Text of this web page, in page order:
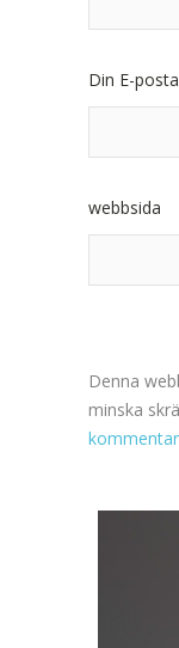
Din E-
webbsida
Denna
minska